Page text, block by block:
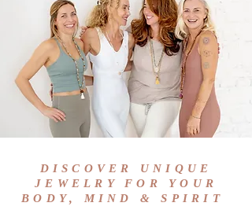
DISCOVER UNIQUE
JEWELRY FOR YOUR
BODY, MIND & SPIRIT